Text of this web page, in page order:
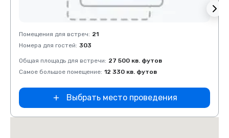
Removed from favorites
Помещения для встреч: 21
Номера для гостей: 303
Общая площадь для встречи: 27 500 кв. футов
Самое большое помещение: 12 330 кв. футов
Выбрать место проведения